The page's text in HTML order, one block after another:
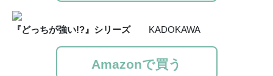
『どっちが強い!?』シリーズKADOKAWA
Amazonで買う